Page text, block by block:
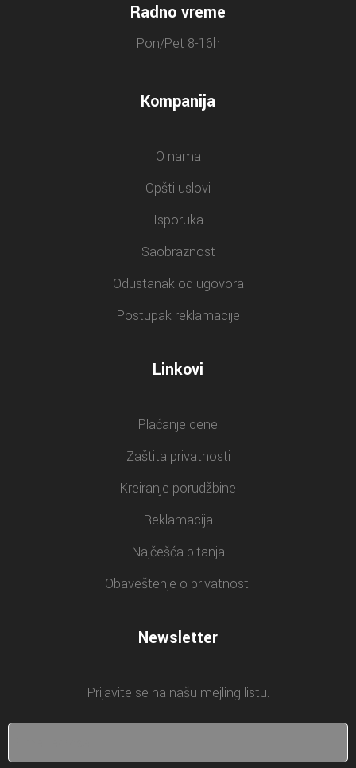
Radno vreme
Pon/Pet 8-16h
Kompanija
O nama
Opšti uslovi
Isporuka
Saobraznost
Odustanak od ugovora
Postupak reklamacije
Linkovi
Plaćanje cene
Zaštita privatnosti
Kreiranje porudžbine
Reklamacija
Najčešća pitanja
Obaveštenje o privatnosti
Newsletter
Prijavite se na našu mejling listu.